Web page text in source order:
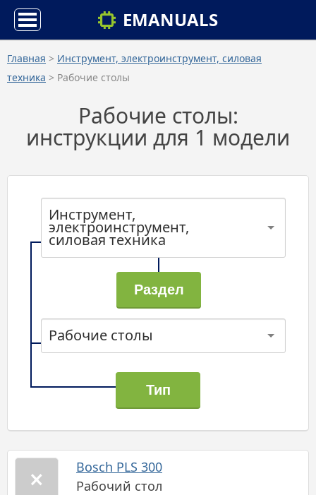
EMANUALS
Главная > Инструмент, электроинструмент, силовая
техника > Рабочие столы
Рабочие столы:
инструкции для 1 модели
Инструмент,
электроинструмент,
силовая техника
Рабочие столы
Bosch PLS 300
Рабочий стол